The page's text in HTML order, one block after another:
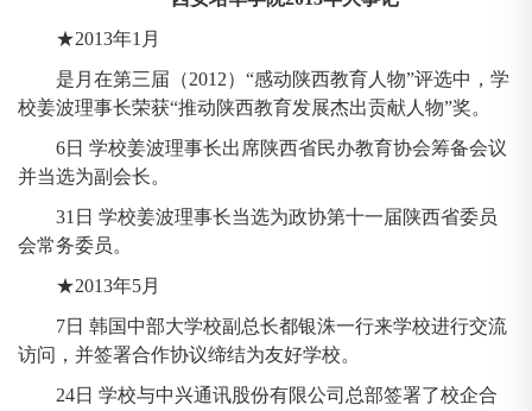
★2013年1月
是月在第三届（2012）“感动陕西教育人物”评选中，学
校姜波理事长荣获“推动陕西教育发展杰出贡献人物”奖。
6日 学校姜波理事长出席陕西省民办教育协会筹备会议
并当选为副会长。
31日 学校姜波理事长当选为政协第十一届陕西省委员
会常务委员。
★2013年5月
7日 韩国中部大学校副总长都银洙一行来学校进行交流
访问，并签署合作协议缔结为友好学校。
24日 学校与中兴通讯股份有限公司总部签署了校企合